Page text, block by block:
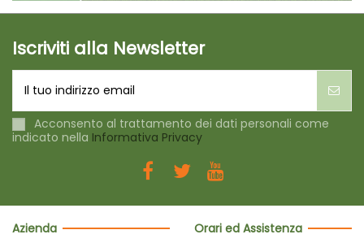
Iscriviti alla Newsletter
Acconsento al trattamento dei dati personali come
indicato nella Informativa Privacy
Azienda
Orari ed Assistenza